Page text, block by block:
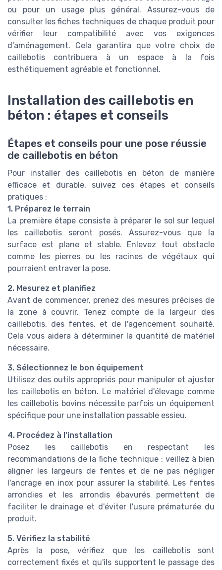
ou pour un usage plus général. Assurez-vous de
consulter les fiches techniques de chaque produit pour
vérifier leur compatibilité avec vos exigences
d'aménagement. Cela garantira que votre choix de
caillebotis contribuera à un espace à la fois
esthétiquement agréable et fonctionnel.
Installation des caillebotis en
béton : étapes et conseils
Étapes et conseils pour une pose réussie
de caillebotis en béton
Pour installer des caillebotis en béton de manière
efficace et durable, suivez ces étapes et conseils
pratiques :
1. Préparez le terrain
La première étape consiste à préparer le sol sur lequel
les caillebotis seront posés. Assurez-vous que la
surface est plane et stable. Enlevez tout obstacle
comme les pierres ou les racines de végétaux qui
pourraient entraver la pose.
2. Mesurez et planifiez
Avant de commencer, prenez des mesures précises de
la zone à couvrir. Tenez compte de la largeur des
caillebotis, des fentes, et de l'agencement souhaité.
Cela vous aidera à déterminer la quantité de matériel
nécessaire.
3. Sélectionnez le bon équipement
Utilisez des outils appropriés pour manipuler et ajuster
les caillebotis en béton. Le matériel d'élevage comme
les caillebotis bovins nécessite parfois un équipement
spécifique pour une installation passable essieu.
4. Procédez à l'installation
Posez les caillebotis en respectant les
recommandations de la fiche technique : veillez à bien
aligner les largeurs de fentes et de ne pas négliger
l'ancrage en inox pour assurer la stabilité. Les fentes
arrondies et les arrondis ébavurés permettent de
faciliter le drainage et d'éviter l'usure prématurée du
produit.
5. Vérifiez la stabilité
Après la pose, vérifiez que les caillebotis sont
correctement fixés et qu'ils supportent le passage des